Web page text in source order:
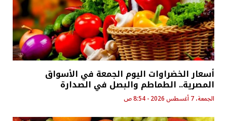
أسعار الخضراوات اليوم الجمعة في الأسواق
المصرية.. الطماطم والبصل في الصدارة
الجمعة، 7 أغسطس 2026 - 8:54 ص